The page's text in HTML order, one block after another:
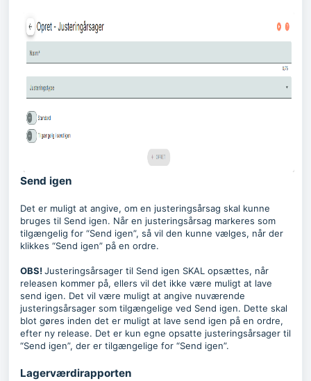
Send igen
Det er muligt at angive, om en justeringsårsag skal kunne
bruges til Send igen. Når en justeringsårsag markeres som
tilgængelig for “Send igen”, så vil den kunne vælges, når der
klikkes “Send igen” på en ordre.
OBS! Justeringsårsager til Send igen SKAL opsættes, når
releasen kommer på, ellers vil det ikke være muligt at lave
send igen. Det vil være muligt at angive nuværende
justeringsårsager som tilgængelige ved Send igen. Dette skal
blot gøres inden det er muligt at lave send igen på en ordre,
efter ny release. Det er kun egne opsatte justeringsårsager til
“Send igen”, der er tilgængelige for “Send igen”.
Lagerværdirapporten